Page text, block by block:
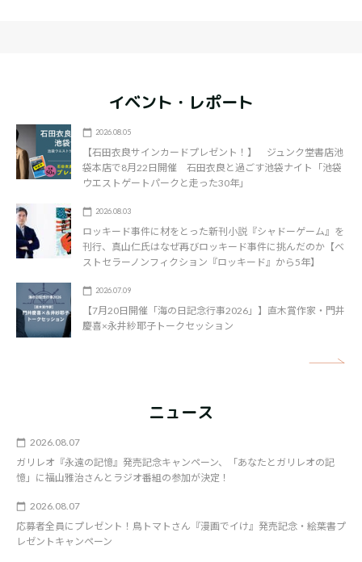
イベント・レポート
2026.08.05
【石田衣良サインカードプレゼント！】 ジュンク堂書店池
袋本店で8月22日開催 石田衣良と過ごす池袋ナイト「池袋
ウエストゲートパークと走った30年」
2026.08.03
ロッキード事件に材をとった新刊小説『シャドーゲーム』を
刊行、真山仁氏はなぜ再びロッキード事件に挑んだのか【ベ
ストセラーノンフィクション『ロッキード』から5年】
2026.07.09
【7月20日開催「海の日記念行事2026」】直木賞作家・門井
慶喜×永井紗耶子トークセッション
ニュース
2026.08.07
ガリレオ『永遠の記憶』発売記念キャンペーン、「あなたとガリレオの記
憶」に福山雅治さんとラジオ番組の参加が決定！
2026.08.07
応募者全員にプレゼント！鳥トマトさん『漫画でイけ』発売記念・絵葉書プ
レゼントキャンペーン